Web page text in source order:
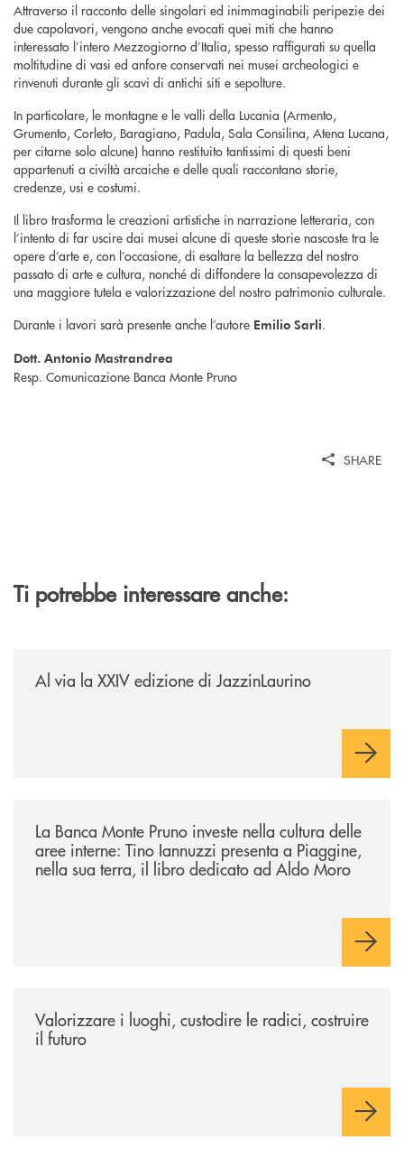
Attraverso il racconto delle singolari ed inimmaginabili peripezie dei
due capolavori, vengono anche evocati quei miti che hanno
interessato l’intero Mezzogiorno d’Italia, spesso raffigurati su quella
moltitudine di vasi ed anfore conservati nei musei archeologici e
rinvenuti durante gli scavi di antichi siti e sepolture.
In particolare, le montagne e le valli della Lucania (Armento,
Grumento, Corleto, Baragiano, Padula, Sala Consilina, Atena Lucana,
per citarne solo alcune) hanno restituito tantissimi di questi beni
appartenuti a civiltà arcaiche e delle quali raccontano storie,
credenze, usi e costumi.
Il libro trasforma le creazioni artistiche in narrazione letteraria, con
l’intento di far uscire dai musei alcune di queste storie nascoste tra le
opere d’arte e, con l’occasione, di esaltare la bellezza del nostro
passato di arte e cultura, nonché di diffondere la consapevolezza di
una maggiore tutela e valorizzazione del nostro patrimonio culturale.
Durante i lavori sarà presente anche l’autore Emilio Sarli.
Dott. Antonio Mastrandrea
Resp. Comunicazione Banca Monte Pruno
SHARE
Ti potrebbe interessare anche:
Al via la XXIV edizione di JazzinLaurino
La Banca Monte Pruno investe nella cultura delle
aree interne: Tino Iannuzzi presenta a Piaggine,
nella sua terra, il libro dedicato ad Aldo Moro
Valorizzare i luoghi, custodire le radici, costruire
il futuro